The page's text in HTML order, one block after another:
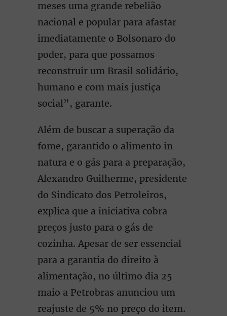
meses uma grande rebelião
nacional e popular para afastar
imediatamente o Bolsonaro do
poder, para que possamos
reconstruir um Brasil solidário,
humano e com mais justiça
social”, garante.
Além de buscar a superação da
fome, garantido o alimento in
natura e o gás para a preparação,
Alexandro Guilherme, presidente
do Sindicato dos Petroleiros,
explica que a iniciativa cobra
preços justo para o gás de
cozinha. Apesar de ser essencial
para a garantia do direito à
alimentação, no último dia 25
maio a Petrobras anunciou um
reajuste de 5% no preço do item.